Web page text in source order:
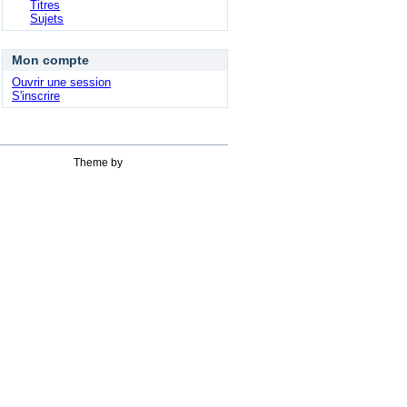
Titres
Sujets
Mon compte
Ouvrir une session
S'inscrire
Theme by